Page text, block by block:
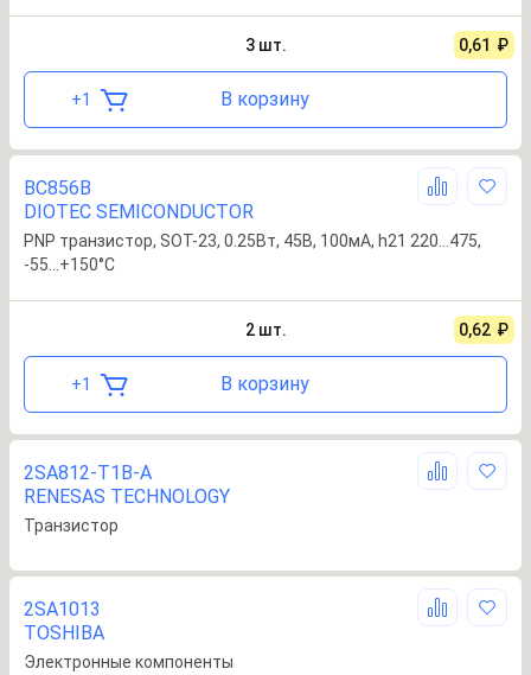
3 шт. 0,61 ₽
+1 В корзину
BC856B
DIOTEC SEMICONDUCTOR
PNP транзистор, SOT-23, 0.25Вт, 45В, 100мА, h21 220…475,
-55…+150°С
2 шт. 0,62 ₽
+1 В корзину
2SA812-T1B-A
RENESAS TECHNOLOGY
Транзистор
2SA1013
TOSHIBA
Электронные компоненты